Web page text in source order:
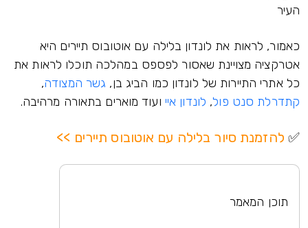
העיר
כאמור, לראות את לונדון בלילה עם אוטובוס תיירים היא
אטרקציה מצויינת שאסור לפספס במהלכה תוכלו לראות את
כל אתרי התיירות של לונדון כמו הביג בן, גשר המצודה,
קתדרלת סנט פול, לונדון איי ועוד מוארים בתאורה מרהיבה.
✅ להזמנת סיור בלילה עם אוטובוס תיירים >>
תוכן המאמר